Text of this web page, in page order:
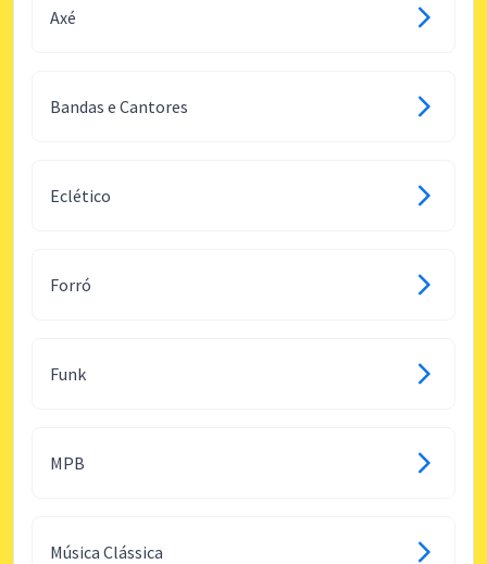
Axé
Bandas e Cantores
Eclético
Forró
Funk
MPB
Música Clássica